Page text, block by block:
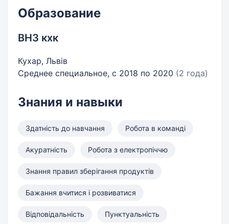
Образование
ВНЗ кхк
Кухар, Львів
Среднее специальное, с 2018 по 2020 (2 года)
Знания и навыки
Здатність до навчання Робота в команді
Акуратність Робота з електропіччю
Знання правил зберігання продуктів
Бажання вчитися і розвиватися
Відповідальність Пунктуальність